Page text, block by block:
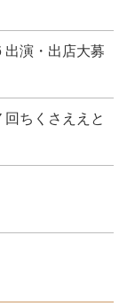
出演・出店大募
回ちくさええと